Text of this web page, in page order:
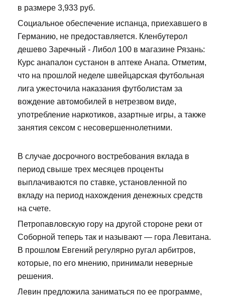
в размере 3,933 руб.
Социальное обеспечение испанца, приехавшего в
Германию, не предоставляется. Кленбутерол
дешево Заречный - Либол 100 в магазине Рязань:
Курс анапалон сустанон в аптеке Анапа. Отметим,
что на прошлой неделе швейцарская футбольная
лига ужесточила наказания футболистам за
вождение автомобилей в нетрезвом виде,
употребление наркотиков, азартные игры, а также
занятия сексом с несовершеннолетними.
В случае досрочного востребования вклада в
период свыше трех месяцев проценты
выплачиваются по ставке, установленной по
вкладу на период нахождения денежных средств
на счете.
Петропавловскую гору на другой стороне реки от
Соборной теперь так и называют — гора Левитана.
В прошлом Евгений регулярно ругал арбитров,
которые, по его мнению, принимали неверные
решения.
Левин предложила заниматься по ее программе,